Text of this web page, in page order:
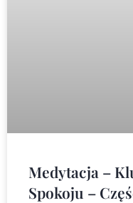
Medytacja –
Spokoju –